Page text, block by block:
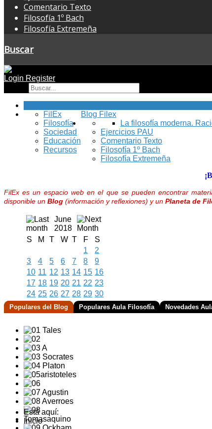
Comentario Texto
Filosofía 1º Bach
Filosofía Extremeña
Buscar
Login Register
Blog Filex
FilEx
Filosofía
Sociedad
Educación
Recursos
La filosofía moderna.
Ejercicios PAU
Comentario Texto
Filosofía 1º Bach
Filosofía Extremeña
FilEx es un espacio web en el que se pueden encontrar
disponible un Blog (información y reflexiones) y un Planeta de
June
2018
S
M T W T F
S
1
2
3
4 5 6 7 8
9
10 11 12 13 14 15 16
17 18 19 20 21 22 23
24 25 26 27 28 29 30
Populares del Blog Populares Aula Filosofía Novedades
Está aquí:
Inicio